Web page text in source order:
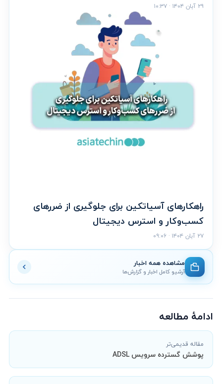
۲۹ آبان ۱۴۰۴ · ۱۰:۳۷
راهکارهای آسیاتکین برای جلوگیری از ضررهای
کسب‌وکار و استرس دیجیتال
۲۷ آبان ۱۴۰۴ · ۰۹:۰۶
مشاهده همه اخبار
آرشیو کامل اخبار و گزارش‌ها
ادامهٔ مطالعه
مقاله قدیمی‌تر
پوشش گسترده سرویس ADSL